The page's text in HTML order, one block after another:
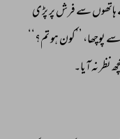
ہاتھوں سے فرش پر پڑی
سے پوچھا، ’’کون ہو تم؟‘‘
نظر نہ آیا۔